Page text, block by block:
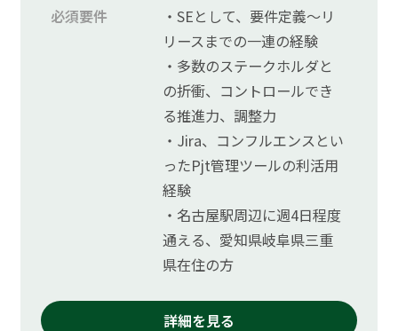
必須要件
・SEとして、要件定義～リ
リースまでの一連の経験
・多数のステークホルダと
の折衝、コントロールでき
る推進力、調整力
・Jira、コンフルエンスとい
ったPjt管理ツールの利活用
経験
・名古屋駅周辺に週4日程度
通える、愛知県岐阜県三重
県在住の方
詳細を見る